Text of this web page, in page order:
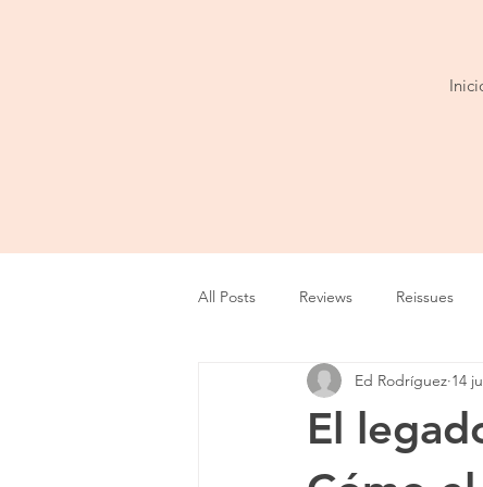
All Posts Reviews Reissues
Entrevista Show Tour
Playlist Video
El
Ed Rodríguez 14